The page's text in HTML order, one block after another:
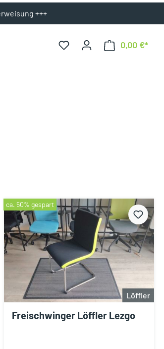
+++
0,00 €*
Löffler
Freischwinger Löffler Lezgo
ca. 50% gespart